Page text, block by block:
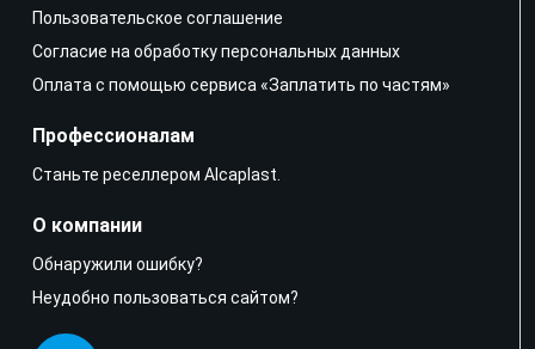
Пользовательское соглашение
Согласие на обработку персональных данных
Оплата с помощью сервиса «Заплатить по частям»
Профессионалам
Станьте реселлером Alcaplast.
О компании
Обнаружили ошибку?
Неудобно пользоваться сайтом?